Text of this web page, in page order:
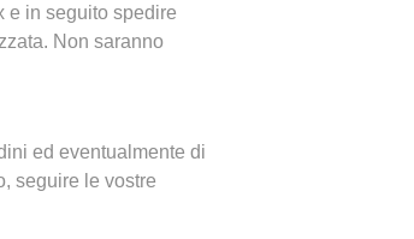
e in seguito spedire
Non saranno
ed eventualmente di
seguire le vostre